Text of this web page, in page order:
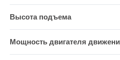
Высота подъема
Мощность двигателя